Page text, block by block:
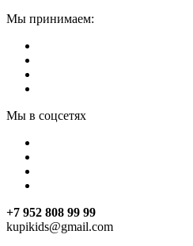
Мы принимаем:
Мы в соцсетях
+7 952 808 99 99
kupikids@gmail.com